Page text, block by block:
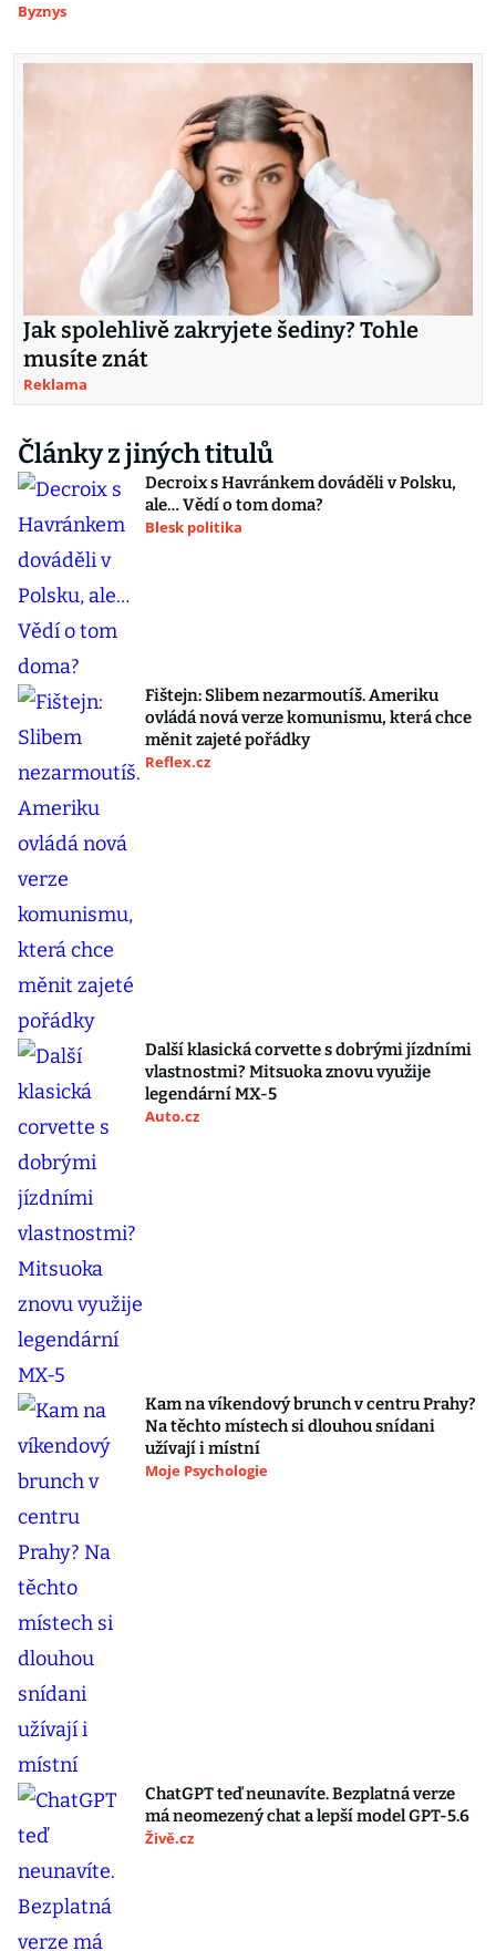
Byznys
Jak spolehlivě zakryjete šediny? Tohle
musíte znát
Reklama
Články z jiných titulů
Decroix s Havránkem dováděli v Polsku,
ale… Vědí o tom doma?
Blesk politika
Fištejn: Slibem nezarmoutíš. Ameriku
ovládá nová verze komunismu, která chce
měnit zajeté pořádky
Reflex.cz
Další klasická corvette s dobrými jízdními
vlastnostmi? Mitsuoka znovu využije
legendární MX-5
Auto.cz
Kam na víkendový brunch v centru Prahy?
Na těchto místech si dlouhou snídani
užívají i místní
Moje Psychologie
ChatGPT teď neunavíte. Bezplatná verze
má neomezený chat a lepší model GPT-5.6
Živě.cz